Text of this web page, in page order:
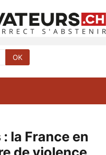
OK
la France en